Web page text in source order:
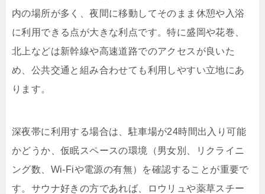
内の場所が多く、夜間に移動してそのまま休憩や入浴
に利用できる点が大きな利点です。特に盛岡や花巻、
北上などは新幹線や高速道路でのアクセスが良いた
め、公共交通と組み合わせても利用しやすい立地にあ
ります。
深夜帯に利用する場合は、駐車場が24時間出入り可能
かどうか、仮眠スペースの環境（男女別、リクライニ
ング数、Wi-Fiや電源の有無）を確認することが重要で
す。サウナ好きの方であれば、ロウリュや薬草スチー